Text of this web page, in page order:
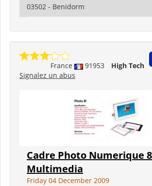
03502 - Benidorm
France 91953
High Tech
Signalez un abus
Cadre Photo Numerique
Multimedia
Friday 04 December 2009